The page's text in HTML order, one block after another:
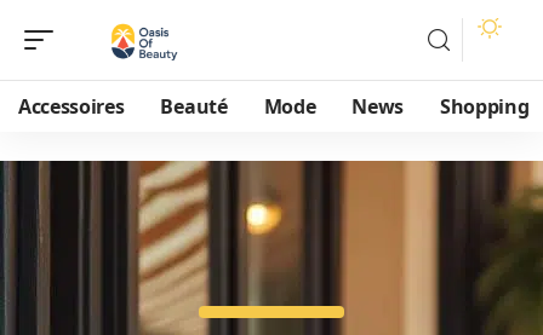
Accessoires Beauté Mode News Shopping